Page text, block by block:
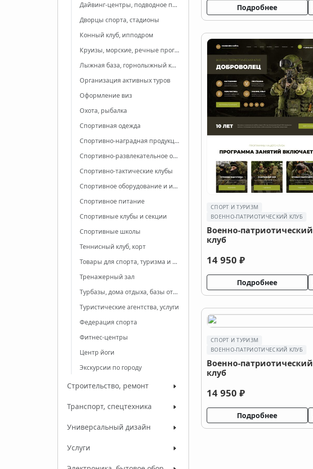
Дайвинг-центры, подводное плавание
Дворцы спорта, стадионы
Конный клуб, ипподром
Круизы, морские, речные прогулки
Лыжная база, горнолыжный комплекс
Организация активных туров
Оформление виз
Охота, рыбалка
Спортивная одежда
Спортивно-наградная продукция
Спортивно-развлекательное оборудование
Спортивно-тактические клубы
Спортивное оборудование и инвентарь
Спортивное питание
Спортивные клубы и секции
Спортивные школы
Теннисный клуб, корт
Товары для спорта, туризма и отдыха
Тренажерный зал
Турбазы, дома отдыха, базы отдыха
Туристические агентства, услуги
Федерация спорта
Фитнес-центры
Центр йоги
Экскурсии по городу
Строительство, ремонт
Транспорт, спецтехника
Универсальный дизайн
Услуги
Подробнее
СПОРТ И ТУРИЗМ
ВОЕННО-ПАТРИОТИЧЕСКИЙ КЛУБ
Военно-патриотический
клуб
14 950 ₽
Подробнее
СПОРТ И ТУРИЗМ
ВОЕННО-ПАТРИОТИЧЕСКИЙ КЛУБ
Военно-патриотический
клуб
14 950 ₽
Подробнее